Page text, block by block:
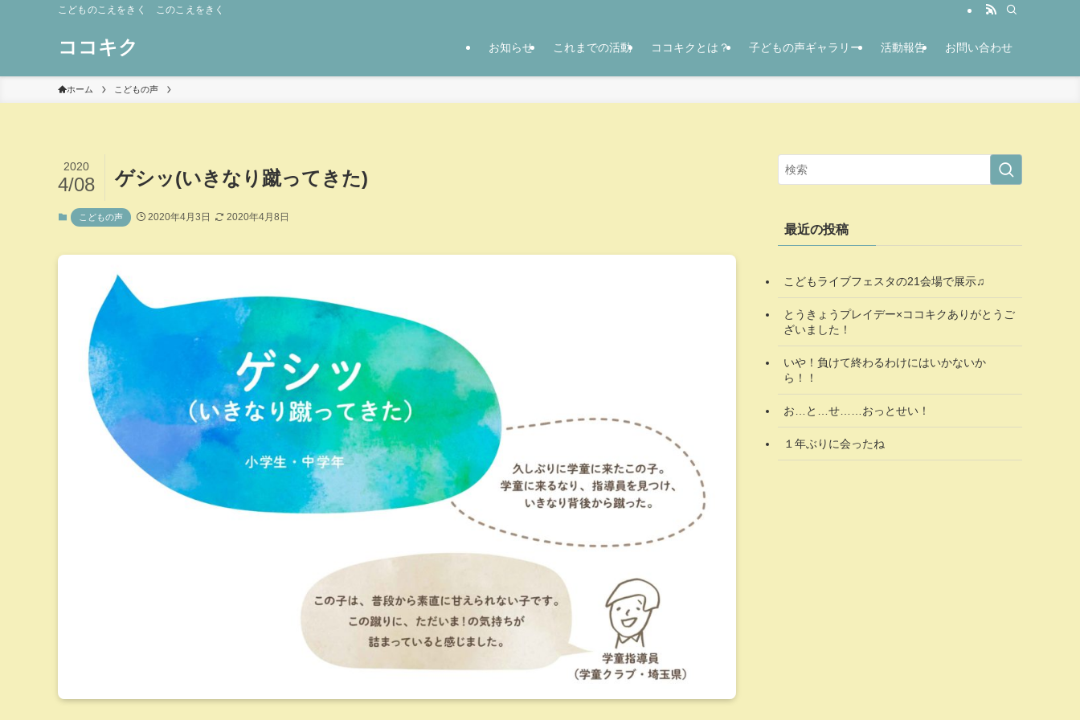
こどものこえをきく このこえをきく
ココキク お知らせ これまでの活動 ココキクとは？ 子どもの声ギャラリー 活動報告 お問い合わせ
ホーム こどもの声
ゲシッ(いきなり蹴ってきた)
2020
4/08
こどもの声 2020年4月3日 2020年4月8日
最近の投稿
こどもライブフェスタの21会場で展示♫
とうきょうプレイデー×ココキクありがとうご
ざいました！
いや！負けて終わるわけにはいかないか
ら！！
お…と…せ……おっとせい！
１年ぶりに会ったね